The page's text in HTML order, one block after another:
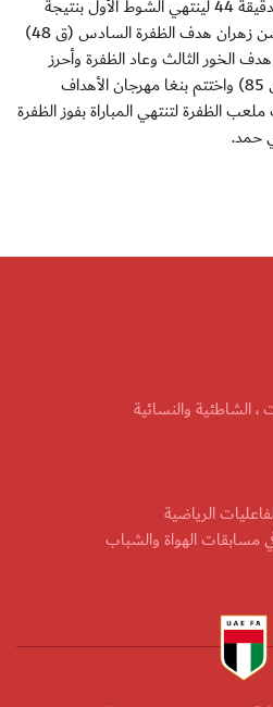
قد سجل هدف فريقه الثاني في الدقيقة 44 لينتهي الشوط الأول بنتيجة
5/2 وفي الشوط الثاني سجل حسن زهران هدف الظفرة السادس (ق 48)
هدف الخور الثالث وعاد الظفرة وأحرز
هدفين عن طريق فيصل علي (ق 85) واختتم بنغا مهرجان الأهداف
الظفرة لتنتهي المباراة بفوز الظفرة
، الشاطئية والنسائية
الرياضية
مسابقات الهواة والشباب